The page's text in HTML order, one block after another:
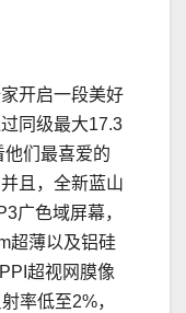
开启一段美好
同级最大17.3
们最喜爱的
且，全新蓝山
广色域屏幕，
超薄以及铝硅
超视网膜像
率低至2%，